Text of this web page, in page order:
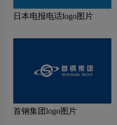
日本电报电话logo图片
首钢集团logo图片